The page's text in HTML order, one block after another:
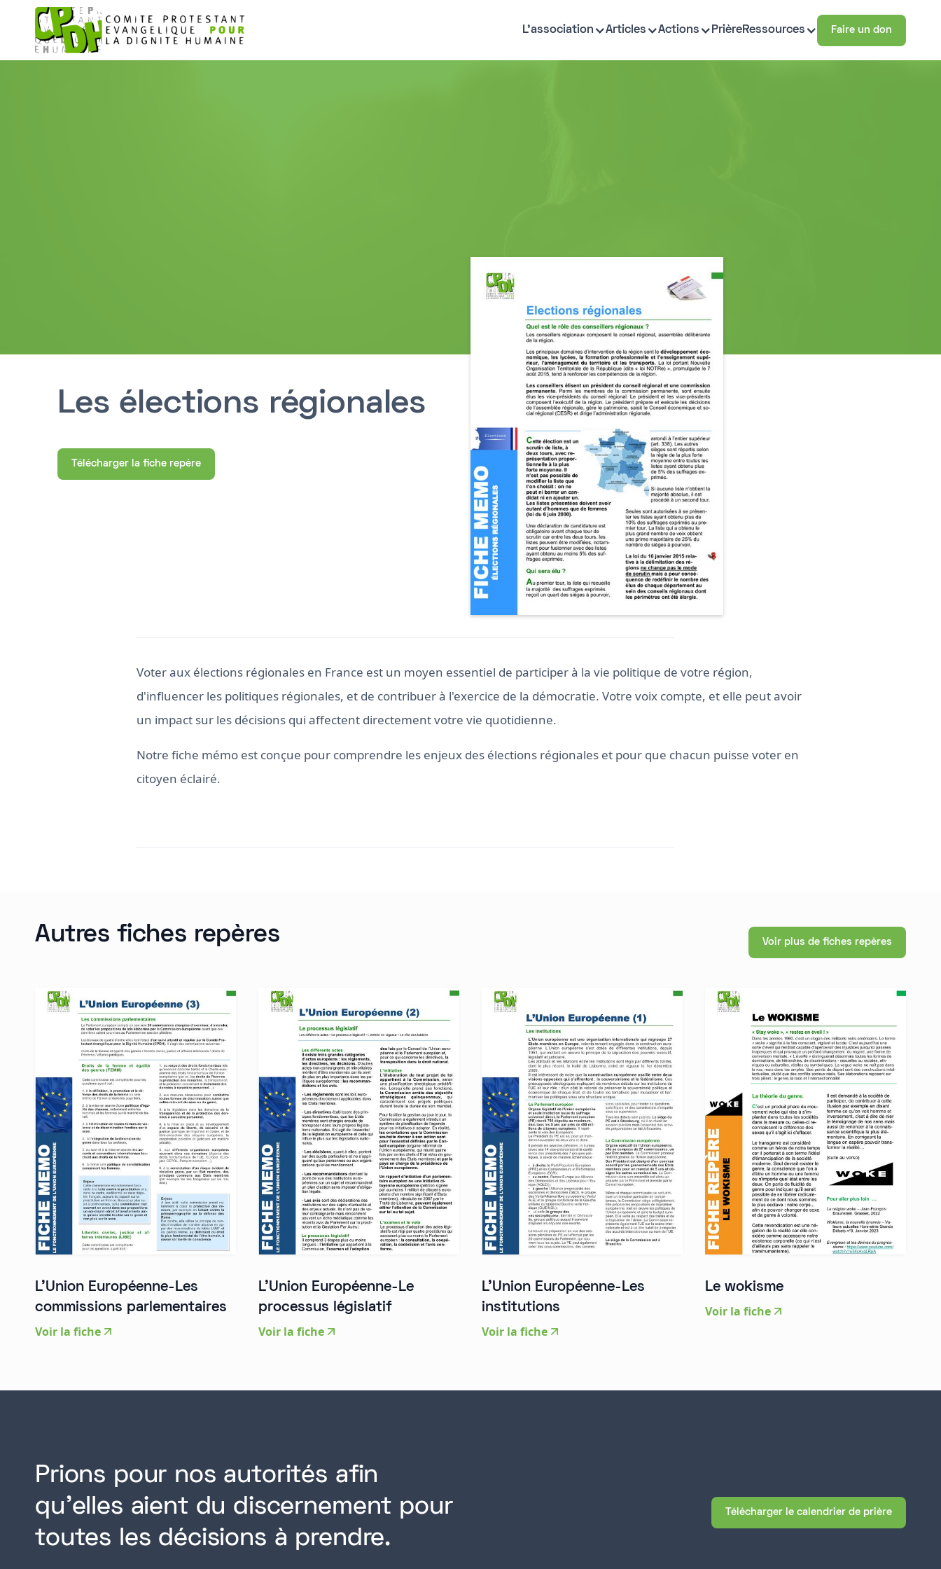
L'association Articles Actions PrièreRessources Faire un don
Les élections régionales
Télécharger la fiche repère
Voter aux élections régionales en France est un moyen essentiel de participer à la vie politique de votre région,
d'influencer les politiques régionales, et de contribuer à l'exercice de la démocratie. Votre voix compte, et elle peut avoir
un impact sur les décisions qui affectent directement votre vie quotidienne.
Notre fiche mémo est conçue pour comprendre les enjeux des élections régionales et pour que chacun puisse voter en
citoyen éclairé.
Autres fiches repères Voir plus de fiches repères
L'Union Européenne-Les
commissions parlementaires
Voir la fiche
L'Union Européenne-Le
processus législatif
Voir la fiche
L'Union Européenne-Les
institutions
Voir la fiche
Le wokisme
Voir la fiche
Prions pour nos autorités afin
qu'elles aient du discernement pour
toutes les décisions à prendre.
Télécharger le calendrier de prière